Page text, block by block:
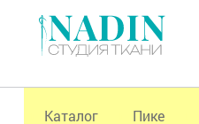
Каталог Пике